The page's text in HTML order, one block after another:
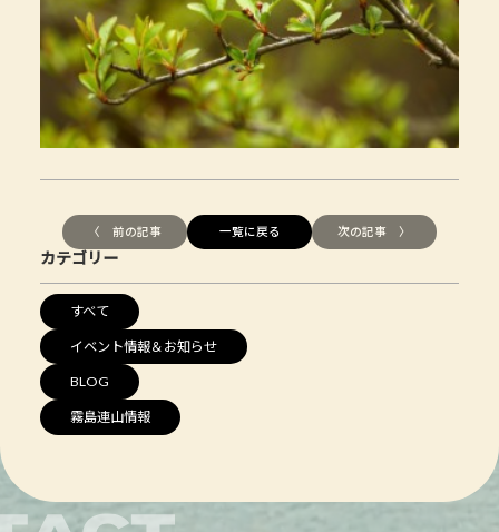
〈 前の記事 一覧に戻る 次の記事 〉
カテゴリー
すべて
イベント情報＆お知らせ
BLOG
霧島連山情報